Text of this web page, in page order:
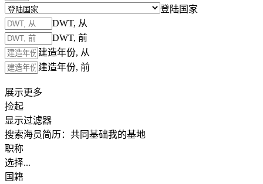
登陆国家
DWT, 从
DWT, 前
建造年份, 从
建造年份, 前
展示更多
捡起
显示过滤器
搜索海员简历： 共同基础我的基地
职称
选择...
国籍